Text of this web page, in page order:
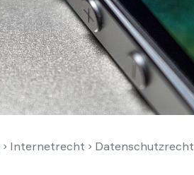
› Internetrecht › Datenschutzrecht